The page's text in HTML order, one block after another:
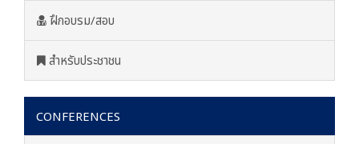
ฝึกอบรม/สอบ
สำหรับประชาชน
CONFERENCES